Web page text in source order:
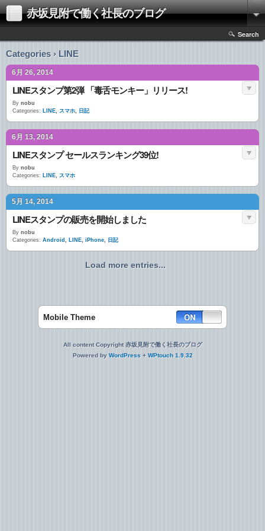
赤坂見附で働く社長のブログ
Search
Categories › LINE
6月 26, 2014
LINEスタンプ第2弾 「毒舌モンキー」リリース!
By nobu
Categories: LINE, スマホ, 日記
6月 13, 2014
LINEスタンプ セールスランキング39位!
By nobu
Categories: LINE, スマホ
5月 14, 2014
LINEスタンプの販売を開始しました
By nobu
Categories: Android , LINE, iPhone, 日記
Load more entries...
Mobile Theme
All content Copyright 赤坂見附で働く社長のブログ
Powered by WordPress + WPtouch 1.9.32